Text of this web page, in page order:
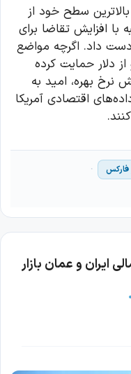
سطح خود از
با افزایش تقاضا برای
دست داد. اگرچه مواضع
دلار حمایت کرده
نرخ بهره، امید به
اقتصادی آمریکا
فارکس
ایران و عمان بازار